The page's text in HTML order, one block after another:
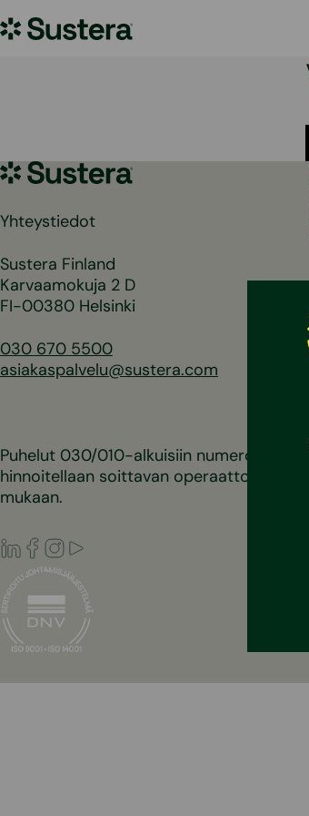
sisältöön
Sustera
Sustera
Yhteystiedot
Sustera Finland
Karvaamokuja 2 D
FI-00380 Helsinki
030 670 5500
asiakaspalvelu@sustera.com
Puhelut 030/010-alkuisiin numeroihin
hinnoitellaan soittavan operaattorin
mukaan.
LinkedIn
Facebook
Instagram